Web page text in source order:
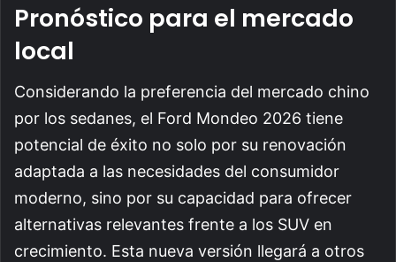
Pronóstico para el mercado
local
Considerando la preferencia del mercado chino
por los sedanes, el Ford Mondeo 2026 tiene
potencial de éxito no solo por su renovación
adaptada a las necesidades del consumidor
moderno, sino por su capacidad para ofrecer
alternativas relevantes frente a los SUV en
crecimiento. Esta nueva versión llegará a otros